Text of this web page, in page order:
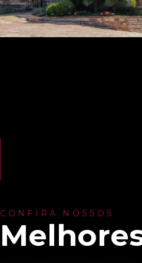
CONFIRA NOSSOS